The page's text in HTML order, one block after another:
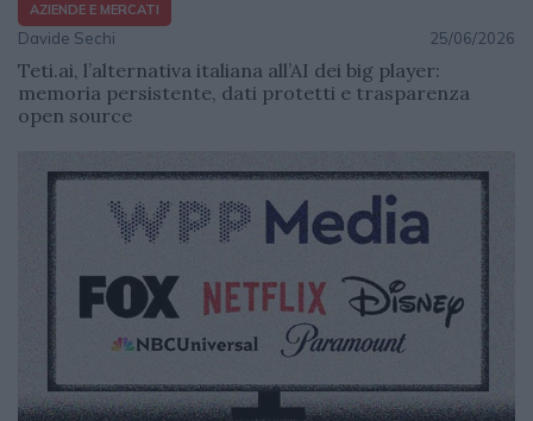
AZIENDE E MERCATI
Davide Sechi 25/06/2026
Teti.ai, l’alternativa italiana all’AI dei big player:
memoria persistente, dati protetti e trasparenza
open source